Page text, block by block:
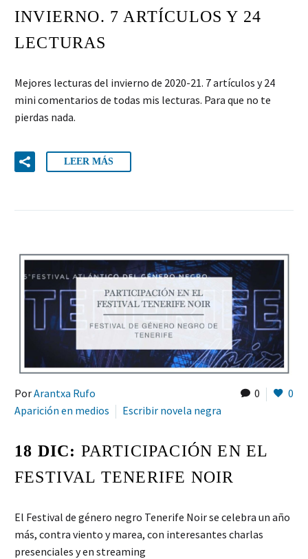
INVIERNO. 7 ARTÍCULOS Y 24
LECTURAS
Mejores lecturas del invierno de 2020-21. 7 artículos y 24
mini comentarios de todas mis lecturas. Para que no te
pierdas nada.
LEER MÁS
0 0
PorArantxa Rufo
Aparición en medios
Escribir novela negra
18 DIC: PARTICIPACIÓN EN EL
FESTIVAL TENERIFE NOIR
El Festival de género negro Tenerife Noir se celebra un año
más, contra viento y marea, con interesantes charlas
presenciales y en streaming